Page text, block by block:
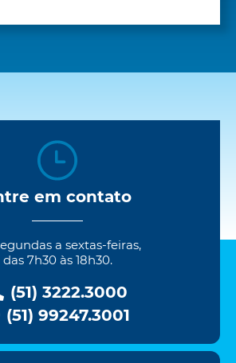
em contato
a sextas-feiras,
das 7h30 às 18h30.
(51) 3222.3000
(51) 99247.3001